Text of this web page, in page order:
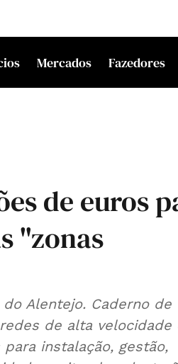
Mercados Fazedores
de euros
"zonas
Alentejo. Caderno de
de alta velocidade
instalação, gestão,